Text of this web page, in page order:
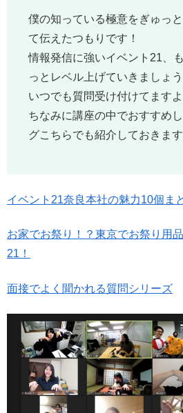
僕の知っている極意をぎゅっ
て伝えたつもりです！
情報発信に強いイベント21、
っとレベル上げていきましょう
いつでも質問受け付けてますよ
ちなみに講座の中でおすすめ
グこちらでも紹介しておきます
イベント21奈良本社の魅力10個ま
お家でお祭り！？東京でお祭り用
21！
面接でよく聞かれる質問シリーズ